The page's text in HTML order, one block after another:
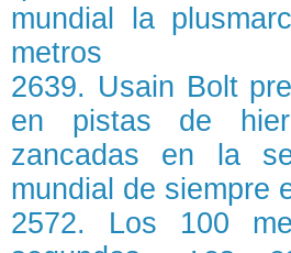
mundial la
metros
2639. Usain Bolt
en pistas de
zancadas en la
mundial de siempre
2572. Los 100